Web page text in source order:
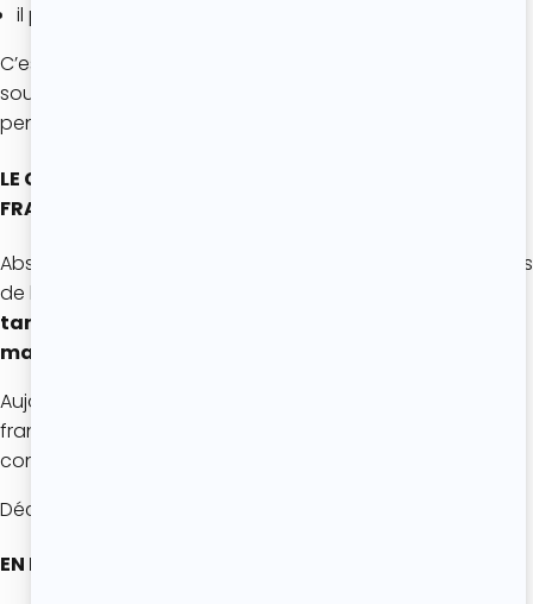
il peut être dégusté tiède ou froid.
C’est aussi une recette qui rappelle de nombreux
souvenirs d’enfance et les desserts préparés en famille
pendant les vacances d’été.
LE CLAFOUTIS EST-IL UN DESSERT TYPIQUEMENT
FRANÇAIS ?
Absolument. Le clafoutis fait partie des grands classiques
de la pâtisserie familiale française, au même titre que
tarte Tatin, le far breton, le flan pâtissier ou les
madeleines.
Aujourd’hui, il est apprécié bien au-delà des frontières
françaises et figure dans de nombreux livres de cuisine
consacrés aux desserts traditionnels.
Découvre ma recette de clafoutis
EN RÉSUMÉ